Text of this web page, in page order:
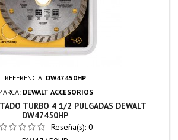
REFERENCIA: DW47450HP
DEWALT ACCESORIOS
TURBO 4 1/2 PULGADAS DEWALT
DW47450HP
Reseña(s): 0